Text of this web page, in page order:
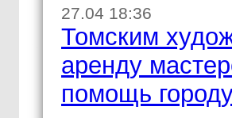
27.04 18:36
Томским
аренду
помощь